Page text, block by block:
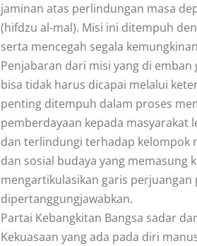
jaminan atas perlindungan masa
(hifdzu al-mal). Misi ini ditempuh
serta mencegah segala
Penjabaran dari misi yang di
bisa tidak harus dicapai melalui
penting ditempuh dalam proses
pemberdayaan kepada
dan terlindungi terhadap kelompok
dan sosial budaya yang memasung
mengartikulasikan garis
dipertanggungjawabkan.
Partai Kebangkitan Bangsa sadar
Kekuasaan yang ada pada diri